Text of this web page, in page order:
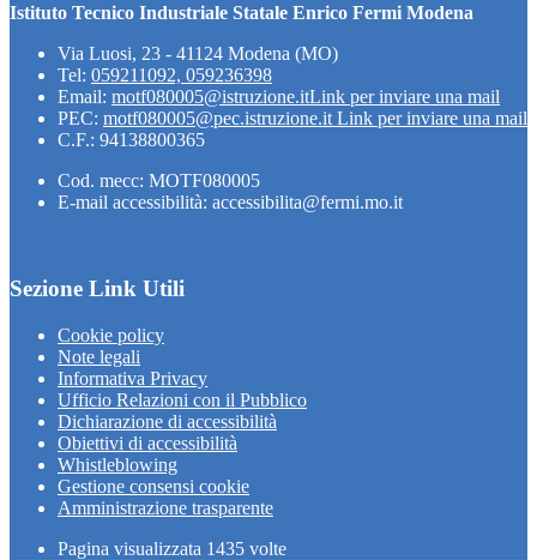
Istituto Tecnico Industriale Statale Enrico Fermi Modena
Via Luosi, 23 - 41124 Modena (MO)
Tel: 059211092, 059236398
Email: motf080005@istruzione.itLink per inviare una mail
PEC: motf080005@pec.istruzione.it Link per inviare una mail
C.F.: 94138800365
Cod. mecc: MOTF080005
E-mail accessibilità: accessibilita@fermi.mo.it
Sezione Link Utili
Cookie policy
Note legali
Informativa Privacy
Ufficio Relazioni con il Pubblico
Dichiarazione di accessibilità
Obiettivi di accessibilità
Whistleblowing
Gestione consensi cookie
Amministrazione trasparente
Pagina visualizzata 1435 volte